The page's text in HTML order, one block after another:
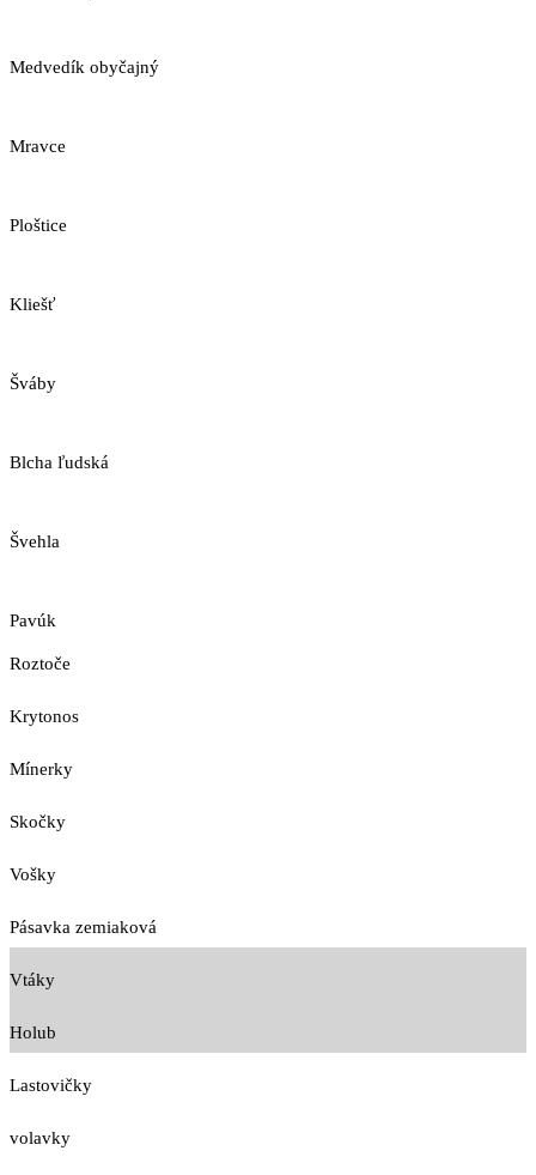
Medvedík obyčajný
Mravce
Ploštice
Kliešť
Šváby
Blcha ľudská
Švehla
Pavúk
Roztoče
Krytonos
Mínerky
Skočky
Vošky
Pásavka zemiaková
Vtáky
Holub
Lastovičky
volavky